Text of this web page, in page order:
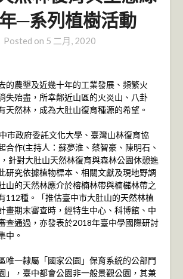
─系列植樹活動
Posted on 5 二月, 2020
的農墾及近幾十年的工業發展、頻繁火
失殆盡，所幸鄰近山區的火炎山、八卦
天然林，成為大肚山復育種源的希望。
市政府委託文化大學、臺灣山林復育協
合作(主持人：蘇夢淮、蔡智豪、陳明石、
針對大肚山天然林復育與森林公園休憩進
研究依據植物標本、相關文獻及現地野調
山的天然林應介於榕楠林帶與楠櫧林帶之
112種。「推估臺中市大肚山的天然林植
畫期末審查時，經特生中心、科博館、中
查通過，亦發表於2018年臺中學國際研討
中。
唯一隸屬「國家公園」保育系統的公部門
」，臺中都會公園非一般景觀公園，其兼